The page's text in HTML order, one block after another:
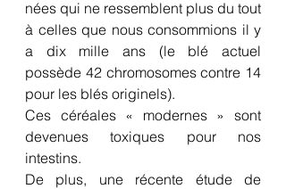
nées qui ne ressemblent plus du tout
à celles que nous consommions il y
a dix mille ans (le blé actuel
possède 42 chromosomes contre 14
pour les blés originels).
Ces céréales « modernes » sont
devenues toxiques pour nos
intestins.
De plus, une récente étude de